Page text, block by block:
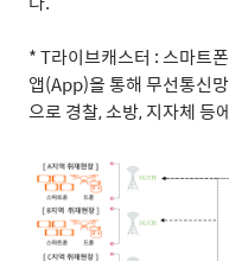
* T라이브캐스터 :스마트
앱(App)을 통해 무선통신
으로 경찰,소방,지자체 등